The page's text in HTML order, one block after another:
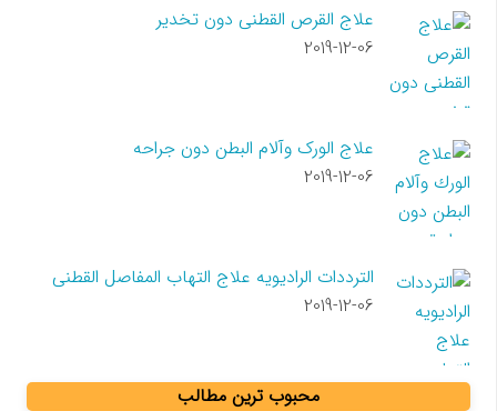
علاج القرص القطنی دون تخدیر
2019-12-06
علاج الورک وآلام البطن دون جراحه
2019-12-06
الترددات الرادیویه علاج التهاب المفاصل القطنی
2019-12-06
محبوب ترین مطالب